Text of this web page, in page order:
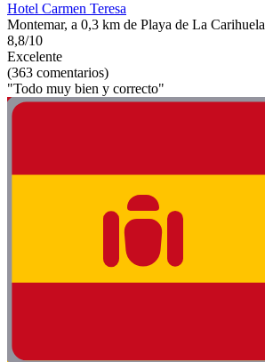
Hotel Carmen Teresa
Montemar, a 0,3 km de Playa de La Carihuela
8,8/10
Excelente
(363 comentarios)
"Todo muy bien y correcto"